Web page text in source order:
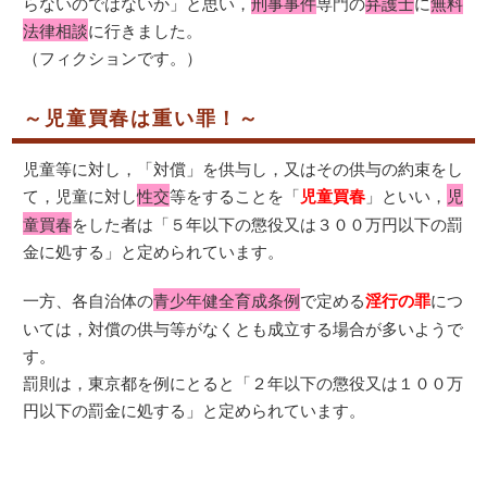
法律相談に行きました。
（フィクションです。）
～児童買春は重い罪！～
児童等に対し，「対償」を供与し，又はその供与の約束をし
て，児童に対し性交等をすることを「児童買春 」といい， 児
童買春をした者は「５年以下の懲役又は３００万円以下の罰
金に処する」と定められています。
一方、各自治体の青少年健全育成条例で定める淫行の罪につ
いては，対償の供与等がなくとも成立する場合が多いようで
す。
罰則は，東京都を例にとると「２年以下の懲役又は１００万
円以下の罰金に処する」と定められています。